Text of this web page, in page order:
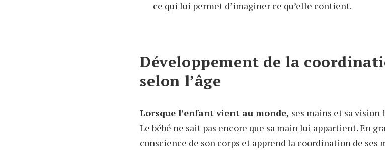
ce qui lui permet d’imaginer ce qu’elle contient.
Développement de la
selon l’âge
Lorsque l’enfant vient au monde, ses mains et sa
Le bébé ne sait pas encore que sa main lui appartient. En
conscience de son corps et apprend la coordination de ses